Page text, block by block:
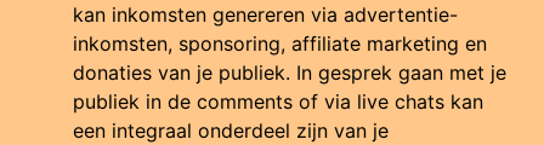
kan inkomsten genereren via advertentie-
inkomsten, sponsoring, affiliate marketing en
donaties van je publiek. In gesprek gaan met je
publiek in de comments of via live chats kan
een integraal onderdeel zijn van je